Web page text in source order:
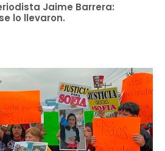
Jaime Barrera:
lo llevaron.